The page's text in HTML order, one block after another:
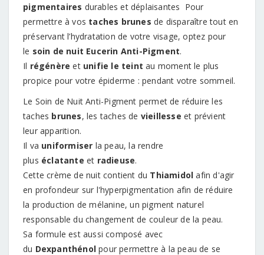
pigmentaires durables et déplaisantes Pour
permettre à vos taches brunes de disparaître tout en
préservant l’hydratation de votre visage, optez pour
le soin de nuit Eucerin Anti-Pigment.
Il régénère et unifie le teint au moment le plus
propice pour votre épiderme : pendant votre sommeil.
Le Soin de Nuit Anti-Pigment permet de réduire les
taches brunes, les taches de vieillesse et prévient
leur apparition.
Il va uniformiser la peau, la rendre
plus éclatante et radieuse.
Cette crème de nuit contient du Thiamidol afin d'agir
en profondeur sur l'hyperpigmentation afin de réduire
la production de mélanine, un pigment naturel
responsable du changement de couleur de la peau.
Sa formule est aussi composé avec
du Dexpanthénol pour permettre à la peau de se